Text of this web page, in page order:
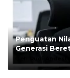
Penguatan
Generasi
Rudi Andesta